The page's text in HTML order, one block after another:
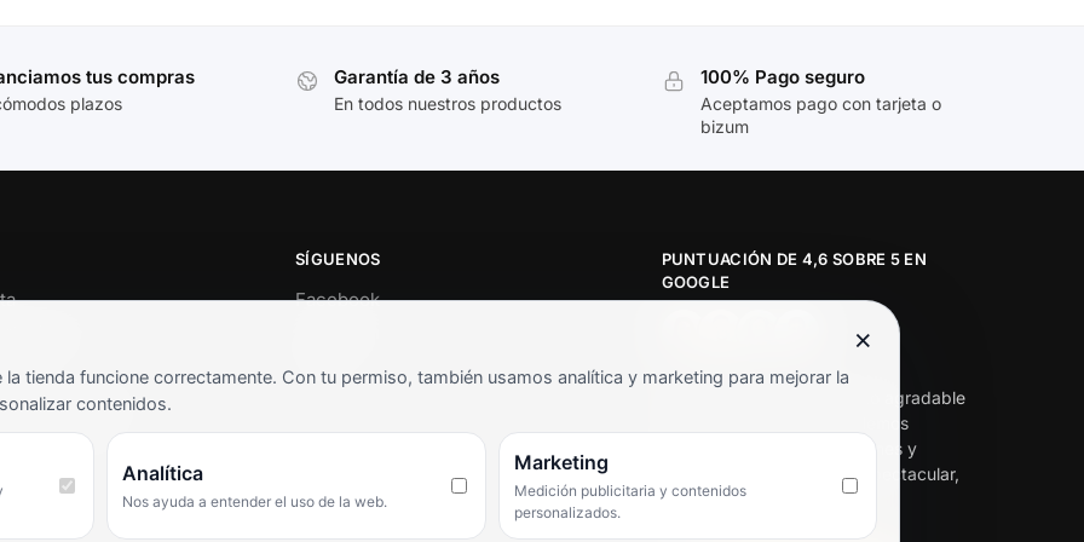
tus compras
plazos
Garantía de 3 años
En todos nuestros productos
100% Pago seguro
Aceptamos pago con tarjeta o
bizum
cliente
y condiciones
frecuentes
SÍGUENOS
Facebook
PUNTUACIÓN DE 4,6 SOBRE 5 EN
GOOGLE
★★★★★
«Servicio de calidad y trato agradable
con precios excelentes. Hemos
comprado en varias ocasiones y
siempre dan respuesta. Espectacular,
servicio de 10.»
×
tienda funcione correctamente. Con tu permiso, también usamos analítica y marketing para mejorar la
contenidos.
Analítica
Nos ayuda a entender el uso de la web.
Marketing
Medición publicitaria y contenidos
personalizados.